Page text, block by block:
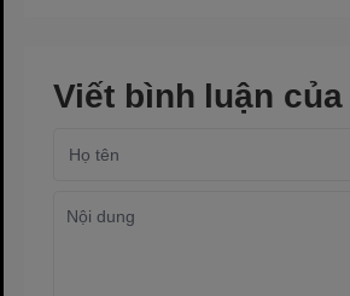
Viết bình luận của